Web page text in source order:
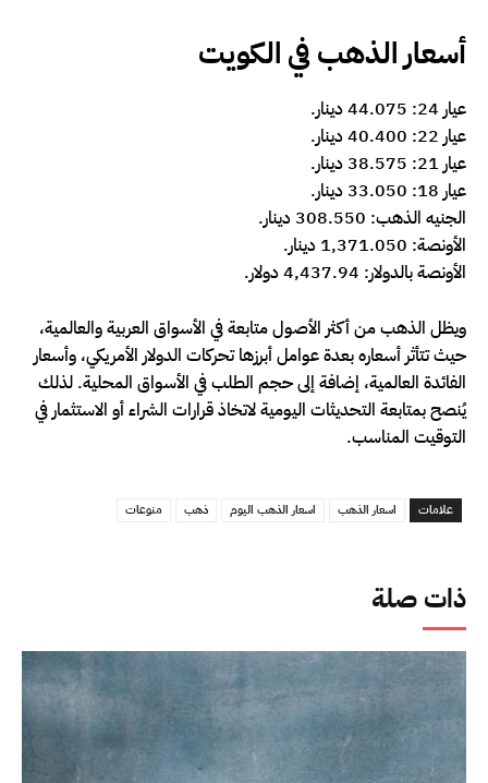
ذات صلة
أسعار الذهب في الكويت
عيار 24: 44.075 دينار.
عيار 22: 40.400 دينار.
عيار 21: 38.575 دينار.
عيار 18: 33.050 دينار.
الجنيه الذهب: 308.550 دينار.
الأونصة: 1,371.050 دينار.
الأونصة بالدولار: 4,437.94 دولار.
ويظل الذهب من أكثر الأصول متابعة في الأسواق العربية والعالمية،
حيث تتأثر أسعاره بعدة عوامل أبرزها تحركات الدولار الأمريكي، وأسعار
الفائدة العالمية، إضافة إلى حجم الطلب في الأسواق المحلية. لذلك
يُنصح بمتابعة التحديثات اليومية لاتخاذ قرارات الشراء أو الاستثمار في
التوقيت المناسب.
علامات اسعار الذهب اسعار الذهب اليوم ذهب منوعات